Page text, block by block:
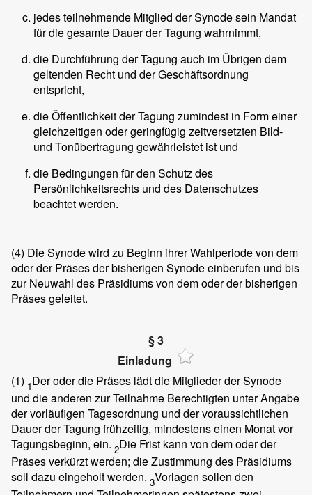
jedes teilnehmende Mitglied der Synode sein Mandat
für die gesamte Dauer der Tagung wahrnimmt,
die Durchführung der Tagung auch im Übrigen dem
geltenden Recht und der Geschäftsordnung
entspricht,
die Öffentlichkeit der Tagung zumindest in Form einer
gleichzeitigen oder geringfügig zeitversetzten Bild-
und Tonübertragung gewährleistet ist und
die Bedingungen für den Schutz des
Persönlichkeitsrechts und des Datenschutzes
beachtet werden.
(4) Die Synode wird zu Beginn ihrer Wahlperiode von dem
oder der Präses der bisherigen Synode einberufen und bis
zur Neuwahl des Präsidiums von dem oder der bisherigen
Präses geleitet.
§ 3
Einladung
(1) 1Der oder die Präses lädt die Mitglieder der Synode
und die anderen zur Teilnahme Berechtigten unter Angabe
der vorläufigen Tagesordnung und der voraussichtlichen
Dauer der Tagung frühzeitig, mindestens einen Monat vor
Tagungsbeginn, ein. 2Die Frist kann von dem oder der
Präses verkürzt werden; die Zustimmung des Präsidiums
soll dazu eingeholt werden. 3Vorlagen sollen den